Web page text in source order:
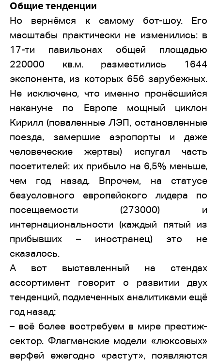
Общие тенденции
Но вернёмся к самому бот-шоу. Его
масштабы практически не изменились: в
17-ти павильонах общей площадью
220000 кв.м. разместились 1644
экспонента, из которых 656 зарубежных.
Не исключено, что именно пронёсшийся
накануне по Европе мощный циклон
Кирилл (поваленные ЛЭП, остановленные
поезда, замершие аэропорты и даже
человеческие жертвы) испугал часть
посетителей: их прибыло на 6,5% меньше,
чем год назад. Впрочем, на статусе
безусловного европейского лидера по
посещаемости (273000) и
интернациональности (каждый пятый из
прибывших – иностранец) это не
сказалось.
А вот выставленный на стендах
ассортимент говорит о развитии двух
тенденций, подмеченных аналитиками ещё
год назад:
– всё более востребуем в мире престиж-
сектор. Флагманские модели «люксовых»
верфей ежегодно «растут», появляются